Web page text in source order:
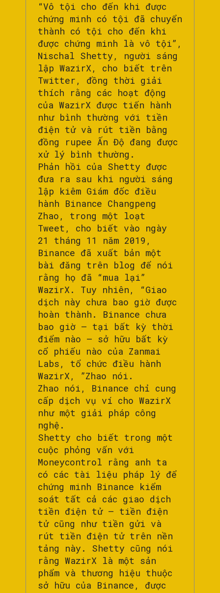
“Vô tội cho đến khi được
chứng minh có tội đã chuyển
thành có tội cho đến khi
được chứng minh là vô tội”,
Nischal Shetty, người sáng
lập WazirX, cho biết trên
Twitter, đồng thời giải
thích rằng các hoạt động
của WazirX được tiến hành
như bình thường với tiền
điện tử và rút tiền bằng
đồng rupee Ấn Độ đang được
xử lý bình thường.
Phản hồi của Shetty được
đưa ra sau khi người sáng
lập kiêm Giám đốc điều
hành Binance Changpeng
Zhao, trong một loạt
Tweet, cho biết vào ngày
21 tháng 11 năm 2019,
Binance đã xuất bản một
bài đăng trên blog để nói
rằng họ đã “mua lại”
WazirX. Tuy nhiên, “Giao
dịch này chưa bao giờ được
hoàn thành. Binance chưa
bao giờ – tại bất kỳ thời
điểm nào – sở hữu bất kỳ
cổ phiếu nào của Zanmai
Labs, tổ chức điều hành
WazirX, ”Zhao nói.
Zhao nói, Binance chỉ cung
cấp dịch vụ ví cho WazirX
như một giải pháp công
nghệ.
Shetty cho biết trong một
cuộc phỏng vấn với
Moneycontrol rằng anh ta
có các tài liệu pháp lý để
chứng minh Binance kiểm
soát tất cả các giao dịch
tiền điện tử – tiền điện
tử cũng như tiền gửi và
rút tiền điện tử trên nền
tảng này. Shetty cũng nói
rằng WazirX là một sản
phẩm và thương hiệu thuộc
sở hữu của Binance, được